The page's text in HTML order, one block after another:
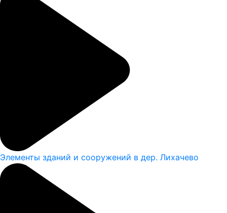
Элементы зданий и сооружений в дер. Лихачево